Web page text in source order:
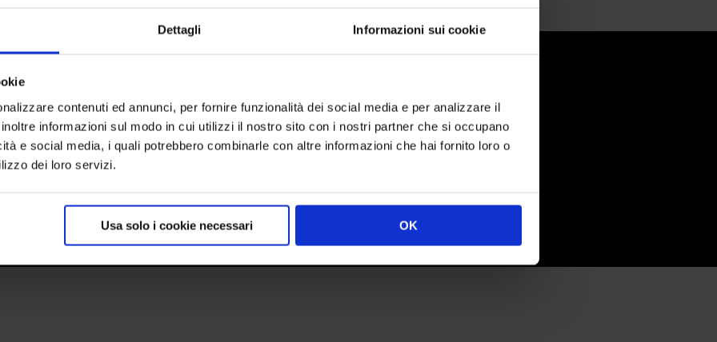
Dettagli Informazioni sui cookie
contenuti ed annunci, per fornire funzionalità dei social media e per analizzare il
informazioni sul modo in cui utilizzi il nostro sito con i nostri partner che si occupano
e social media, i quali potrebbero combinarle con altre informazioni che hai fornito loro o
dei loro servizi.
Usa solo i cookie necessari OK
Lainate MI
Stand Modulari
Roll Up
Totem
20045 Lainate MI
Tel. + 39
02-93781976